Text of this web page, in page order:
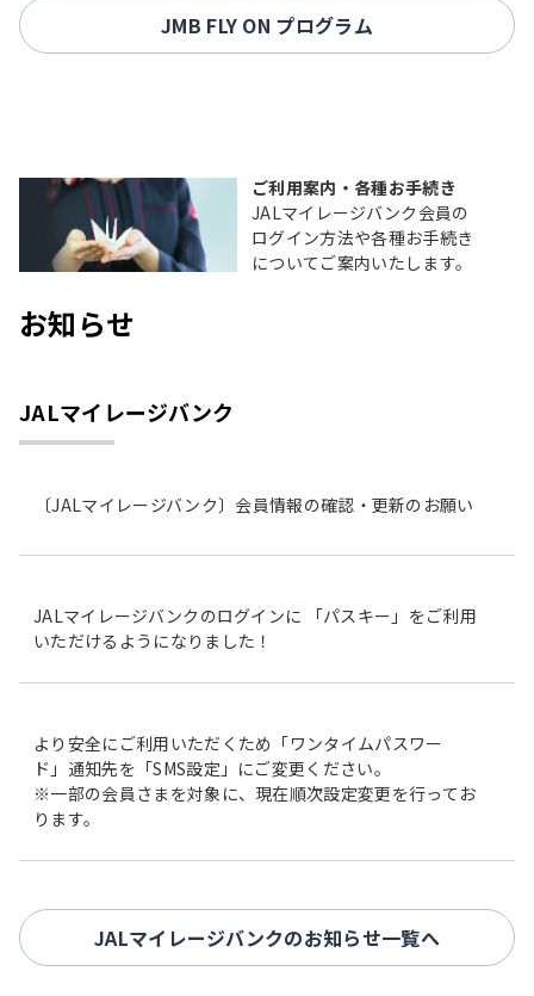
JMB FLY ON プログラム
ご利用案内・各種お手続き
JALマイレージバンク会員の
ログイン方法や各種お手続き
についてご案内いたします。
お知らせ
JALマイレージバンク
〔JALマイレージバンク〕会員情報の確認・更新のお願い
JALマイレージバンクのログインに 「パスキー」をご利用
いただけるようになりました！
より安全にご利用いただくため「ワンタイムパスワー
ド」通知先を「SMS設定」にご変更ください。
※一部の会員さまを対象に、現在順次設定変更を行ってお
ります。
JALマイレージバンクのお知らせ一覧へ